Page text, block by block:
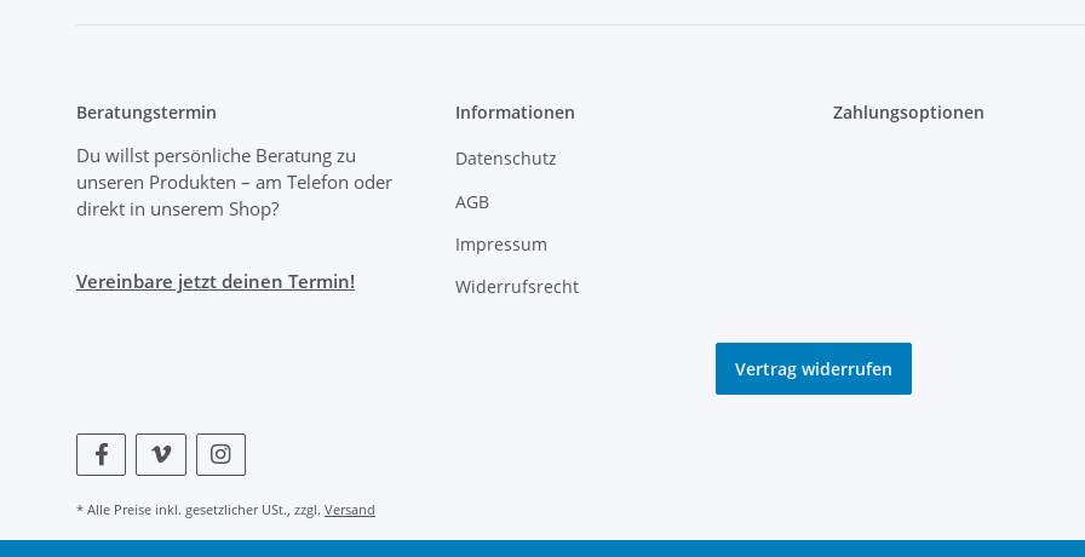
Beratungstermin
Du willst persönliche Beratung zu
unseren Produkten – am Telefon oder
direkt in unserem Shop?
Vereinbare jetzt deinen Termin!
Informationen
Datenschutz
AGB
Impressum
Widerrufsrecht
Zahlungsoptionen
Vertrag widerrufen
* Alle Preise inkl. gesetzlicher USt., zzgl. Versand